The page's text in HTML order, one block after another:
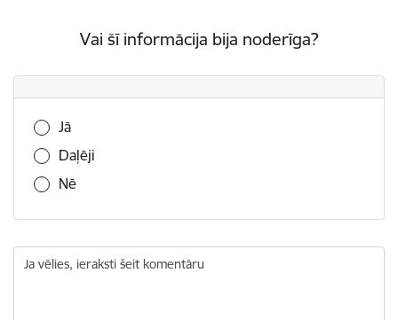
Vai šī informācija bija noderīga?
Vai šī informācija bija noderīga?
Jā
Daļēji
Nē
Ja vēlies, ieraksti šeit komentāru